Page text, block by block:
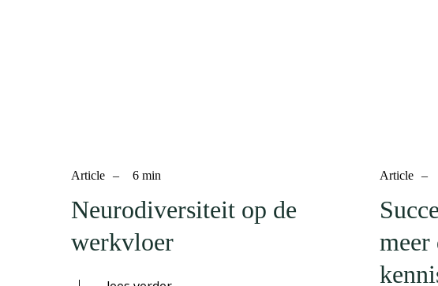
Article – 6 min
Neurodiversiteit op de
werkvloer
Article –
meer